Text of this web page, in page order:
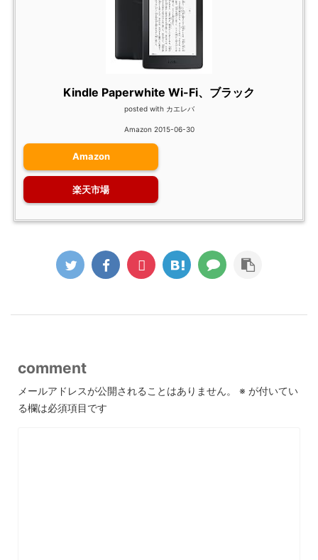
Kindle Paperwhite Wi-Fi、ブラック
posted with カエレバ
Amazon 2015-06-30
Amazon
楽天市場
comment
メールアドレスが公開されることはありません。 ※ が付いてい
る欄は必須項目です